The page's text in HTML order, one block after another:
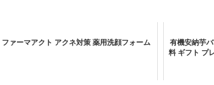
ファーマアクト アクネ対策 薬用洗顔フォーム
有機安納芋
料 ギフト プ